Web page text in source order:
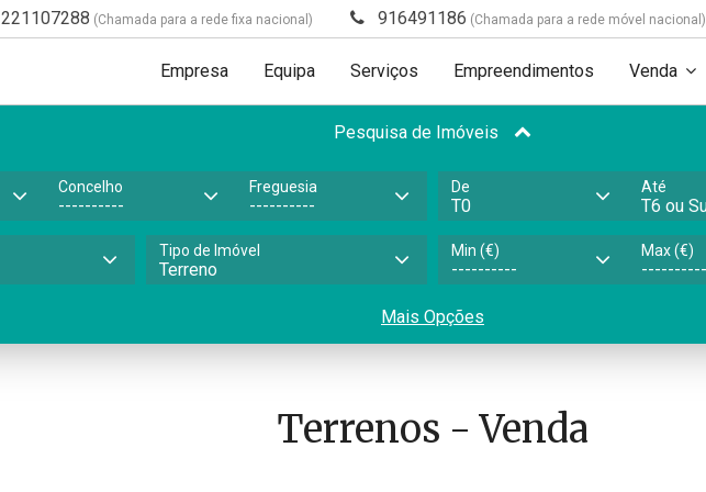
221107288 (Chamada para a rede fixa nacional) 916491186 (Chamada para a rede móvel nacional)
Empresa Equipa Serviços Empreendimentos Venda
Pesquisa de Imóveis
Concelho Freguesia De Até
Tipo de Imóvel Min (€) Max (€)
Mais Opções
Terrenos - Venda